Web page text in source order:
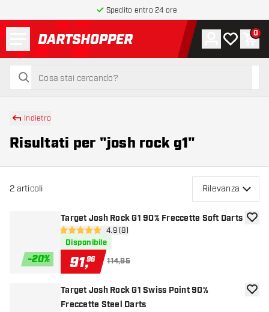
Spedito entro 24 ore
torna alla home page
cerca
cerca
Account
La mia0
Indietro
Risultati per "josh rock g1"
2 articoli Rilevanza
-20%
Target Josh Rock G1 90% Freccette Soft Darts
apri pannello recensioni
4.9 stelle di valutazione
4.9 (8)
Disponibile
91,96 114,95
Target Josh Rock G1 Swiss Point 90%
Freccette Steel Darts